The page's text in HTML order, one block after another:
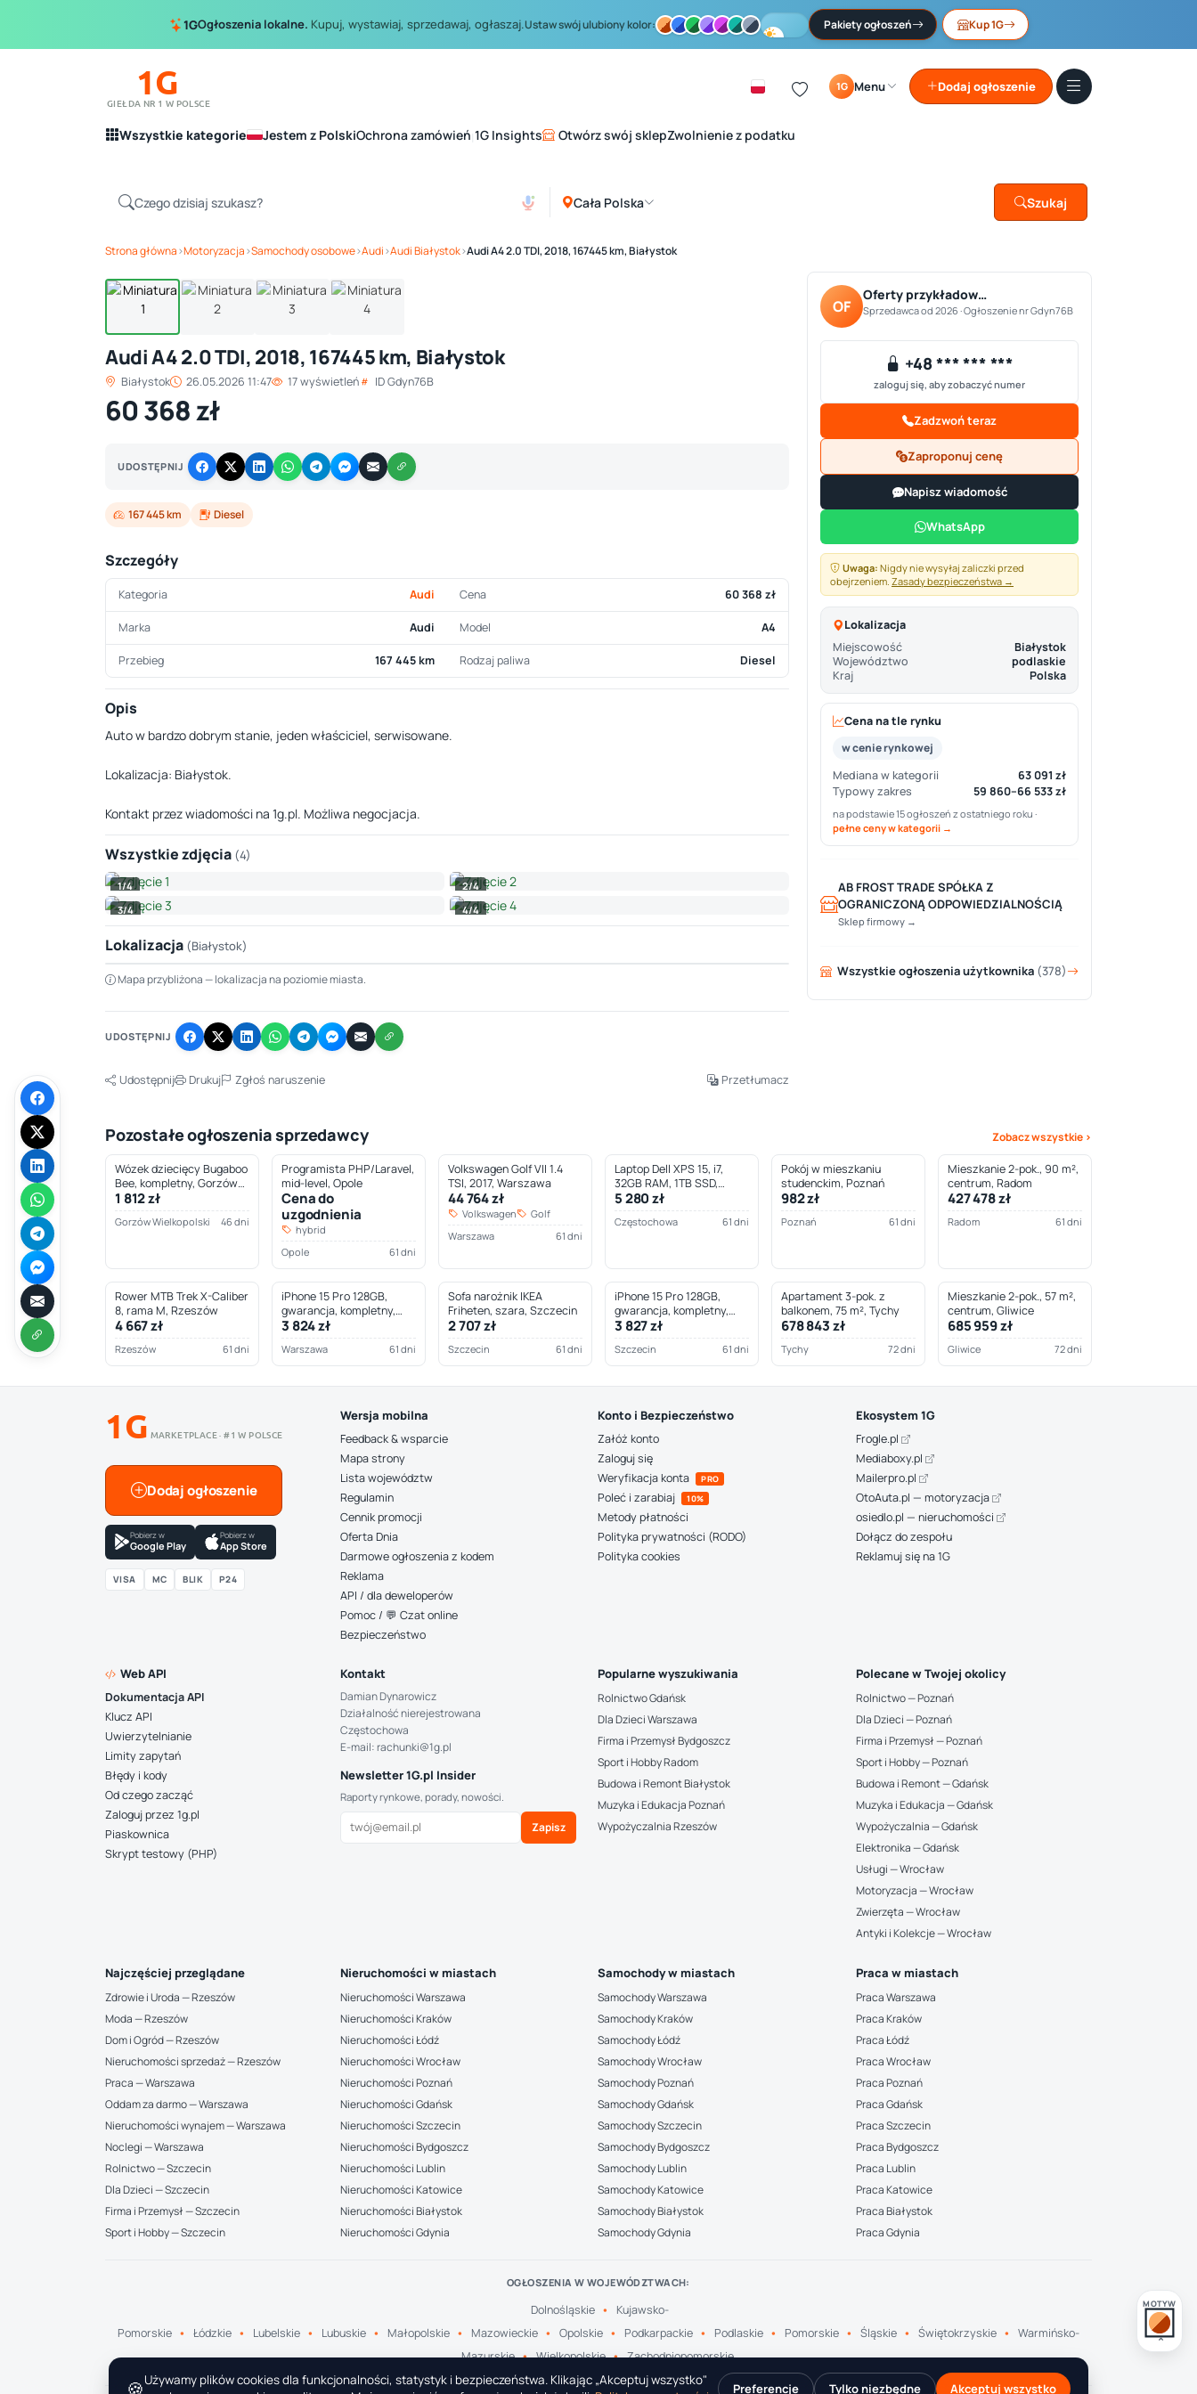
MOTYW
1GOgłoszenia lokalne. Kupuj, wystawiaj, sprzedawaj, ogłaszaj.Ustaw swój ulubiony kolor: Pakiety ogłoszeń Kup 1G
1G
GIEŁDA NR 1 W POLSCE
1G Menu Dodaj ogłoszenie
Wszystkie kategorie Jestem z PolskiOchrona zamówień 1G Insights Otwórz swój sklepZwolnienie z podatku
Cała Polska Szukaj
Strona główna›Motoryzacja›Samochody osobowe›Audi›Audi Białystok›Audi A4 2.0 TDI, 2018, 167445 km, Białystok
1/ 4
Audi A4 2.0 TDI, 2018, 167445 km, Białystok
Białystok 26.05.2026 11:47 17 wyświetleń ID Gdyn76B
60 368 zł
UDOSTĘPNIJ
167 445 km Diesel
Szczegóły
Kategoria Audi Cena 60 368 zł
Marka Audi Model A4
Przebieg 167 445 km Rodzaj paliwa Diesel
Opis
Auto w bardzo dobrym stanie, jeden właściciel, serwisowane.
Lokalizacja: Białystok.
Kontakt przez wiadomości na 1g.pl. Możliwa negocjacja.
Wszystkie zdjęcia (4)
1/4
2/4
3/4
4/4
Lokalizacja (Białystok)
+
−
Mapa przybliżona — lokalizacja na poziomie miasta.
UDOSTĘPNIJ
Udostępnij Drukuj Zgłoś naruszenie Przetłumacz
OF
Oferty przykładow…
Sprzedawca od 2026 · Ogłoszenie nr Gdyn76B
+48 *** *** ***
zaloguj się, aby zobaczyć numer
Zadzwoń teraz
Zaproponuj cenę
Napisz wiadomość
WhatsApp
Uwaga: Nigdy nie wysyłaj zaliczki przed
obejrzeniem. Zasady bezpieczeństwa →
Lokalizacja
Miejscowość
Białystok
Województwo
podlaskie
Kraj
Polska
Cena na tle rynku
w cenie rynkowej
Mediana w kategorii
63 091 zł
Typowy zakres
59 860–66 533 zł
na podstawie 15 ogłoszeń z ostatniego roku ·
pełne ceny w kategorii →
AB FROST TRADE SPÓŁKA Z
OGRANICZONĄ ODPOWIEDZIALNOŚCIĄ
Sklep firmowy →
Wszystkie ogłoszenia użytkownika (378)
Pozostałe ogłoszenia sprzedawcy Zobacz wszystkie ›
Wózek dziecięcy Bugaboo
Bee, kompletny, Gorzów
Wielkopolski
1 812 zł
Gorzów Wielkopolski 46 dni
Programista PHP/Laravel,
mid-level, Opole
Cena do
uzgodnienia
hybrid
Opole
61 dni
Volkswagen Golf VII 1.4
TSI, 2017, Warszawa
44 764 zł
Volkswagen
Golf
Warszawa
61 dni
Laptop Dell XPS 15, i7,
32GB RAM, 1TB SSD,
Częstochowa
5 280 zł
Częstochowa 61 dni
Pokój w mieszkaniu
studenckim, Poznań
982 zł
Poznań 61 dni
Mieszkanie 2-pok., 90 m²,
centrum, Radom
427 478 zł
Radom 61 dni
Rower MTB Trek X-Caliber
8, rama M, Rzeszów
4 667 zł
Rzeszów 61 dni
iPhone 15 Pro 128GB,
gwarancja, kompletny,
Warszawa
3 824 zł
Warszawa 61 dni
Sofa narożnik IKEA
Friheten, szara, Szczecin
2 707 zł
Szczecin 61 dni
iPhone 15 Pro 128GB,
gwarancja, kompletny,
Szczecin
3 827 zł
Szczecin 61 dni
Apartament 3-pok. z
balkonem, 75 m², Tychy
678 843 zł
Tychy 72 dni
Mieszkanie 2-pok., 57 m²,
centrum, Gliwice
685 959 zł
Gliwice 72 dni
1G MARKETPLACE · #1 W POLSCE
Dodaj ogłoszenie
Pobierz w
Google Play
Pobierz w
App Store
VISA MC BLIK P24
Wersja mobilna
Feedback & wsparcie
Mapa strony
Lista województw
Regulamin
Cennik promocji
Oferta Dnia
Darmowe ogłoszenia z kodem
Reklama
API / dla deweloperów
Pomoc / 💬 Czat online
Bezpieczeństwo
Konto i Bezpieczeństwo
Załóż konto
Zaloguj się
Weryfikacja konta
PRO
Poleć i zarabiaj 10%
Metody płatności
Polityka prywatności (RODO)
Polityka cookies
Ekosystem 1G
Frogle.pl
Mediaboxy.pl
Mailerpro.pl
OtoAuta.pl — motoryzacja
osiedlo.pl — nieruchomości
Dołącz do zespołu
Reklamuj się na 1G
Web API
Dokumentacja API
Klucz API
Uwierzytelnianie
Limity zapytań
Błędy i kody
Od czego zacząć
Zaloguj przez 1g.pl
Piaskownica
Skrypt testowy (PHP)
Kontakt
Damian Dynarowicz
Działalność nierejestrowana
Częstochowa
E-mail: rachunki@1g.pl
Newsletter 1G.pl Insider
Raporty rynkowe, porady, nowości.
Zapisz
Popularne wyszukiwania
Rolnictwo Gdańsk
Dla Dzieci Warszawa
Firma i Przemysł Bydgoszcz
Sport i Hobby Radom
Budowa i Remont Białystok
Muzyka i Edukacja Poznań
Wypożyczalnia Rzeszów
Polecane w Twojej okolicy
Rolnictwo — Poznań
Dla Dzieci — Poznań
Firma i Przemysł — Poznań
Sport i Hobby — Poznań
Budowa i Remont — Gdańsk
Muzyka i Edukacja — Gdańsk
Wypożyczalnia — Gdańsk
Elektronika — Gdańsk
Usługi — Wrocław
Motoryzacja — Wrocław
Zwierzęta — Wrocław
Antyki i Kolekcje — Wrocław
Najczęściej przeglądane
Zdrowie i Uroda — Rzeszów
Moda — Rzeszów
Dom i Ogród — Rzeszów
Nieruchomości sprzedaż — Rzeszów
Praca — Warszawa
Oddam za darmo — Warszawa
Nieruchomości wynajem — Warszawa
Noclegi — Warszawa
Rolnictwo — Szczecin
Dla Dzieci — Szczecin
Firma i Przemysł — Szczecin
Sport i Hobby — Szczecin
Nieruchomości w miastach
Nieruchomości Warszawa
Nieruchomości Kraków
Nieruchomości Łódź
Nieruchomości Wrocław
Nieruchomości Poznań
Nieruchomości Gdańsk
Nieruchomości Szczecin
Nieruchomości Bydgoszcz
Nieruchomości Lublin
Nieruchomości Katowice
Nieruchomości Białystok
Nieruchomości Gdynia
Samochody w miastach
Samochody Warszawa
Samochody Kraków
Samochody Łódź
Samochody Wrocław
Samochody Poznań
Samochody Gdańsk
Samochody Szczecin
Samochody Bydgoszcz
Samochody Lublin
Samochody Katowice
Samochody Białystok
Samochody Gdynia
Praca w miastach
Praca Warszawa
Praca Kraków
Praca Łódź
Praca Wrocław
Praca Poznań
Praca Gdańsk
Praca Szczecin
Praca Bydgoszcz
Praca Lublin
Praca Katowice
Praca Białystok
Praca Gdynia
OGŁOSZENIA W WOJEWÓDZTWACH:
Dolnośląskie
Kujawsko-
Pomorskie
Łódzkie Lubelskie Lubuskie Małopolskie Mazowieckie Opolskie Podkarpackie Podlaskie Pomorskie Śląskie Świętokrzyskie
Warmińsko-
Mazurskie
Wielkopolskie Zachodniopomorskie
🍪Używamy plików cookies dla funkcjonalności, statystyk i bezpieczeństwa. Klikając „Akceptuj wszystko"
Preferencje Tylko niezbędne Akceptuj wszystko